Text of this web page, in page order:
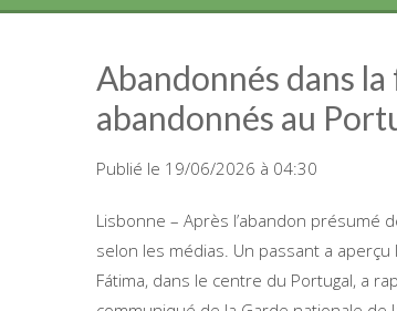
Abandonnés dans
abandonnés au
Publié le 19/06/2026 à 04:30
Lisbonne – Après l’abandon présumé
selon les médias. Un passant a
Fátima, dans le centre du Portugal, a